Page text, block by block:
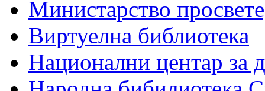
Министарство
Виртуелна библиотека
Национални центар за